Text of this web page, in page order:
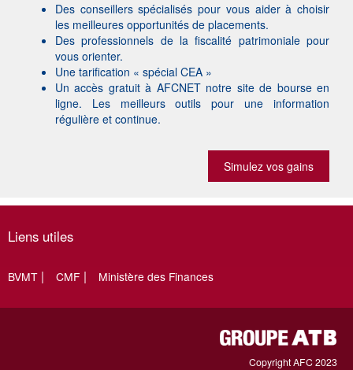
Des conseillers spécialisés pour vous aider à choisir
les meilleures opportunités de placements.
Des professionnels de la fiscalité patrimoniale pour
vous orienter.
Une tarification « spécial CEA »
Un accès gratuit à AFCNET notre site de bourse en
ligne. Les meilleurs outils pour une information
régulière et continue.
Simulez vos gains
Liens utiles
BVMT CMF Ministère des Finances
Copyright AFC 2023